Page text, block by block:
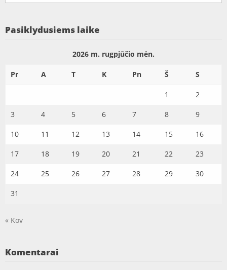
Pasiklydusiems laike
2026 m. rugpjūčio mėn.
Pr A T K Pn Š S
1 2
3 4 5 6 7 8 9
10 11 12 13 14 15 16
17 18 19 20 21 22 23
24 25 26 27 28 29 30
31
« Kov
Komentarai